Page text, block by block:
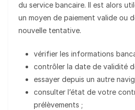
du service bancaire. Il est alors
un moyen de paiement valide ou
nouvelle tentative.
vérifier les informations
contrôler la date de validité
essayer depuis un autre
consulter l’état de votre
prélèvements ;